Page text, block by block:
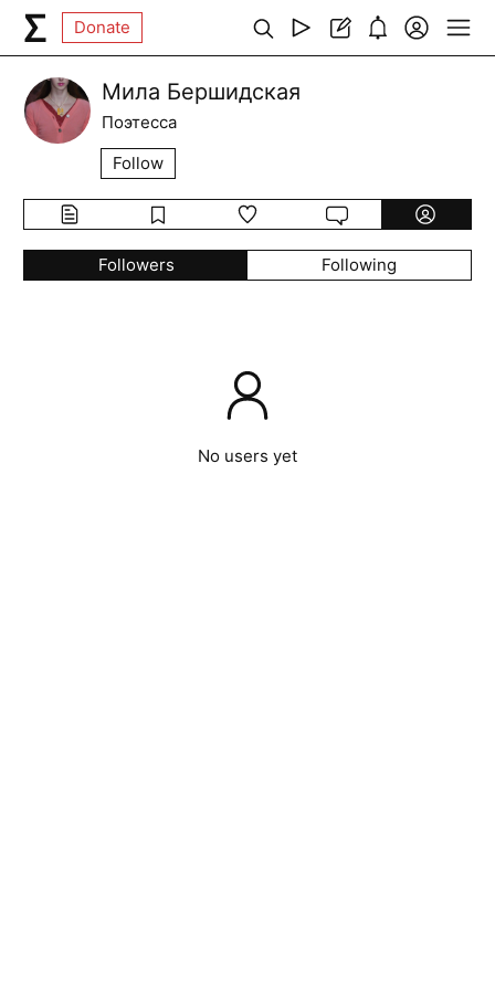
Donate
Мила Бершидская
Поэтесса
Follow
Followers Following
No users yet